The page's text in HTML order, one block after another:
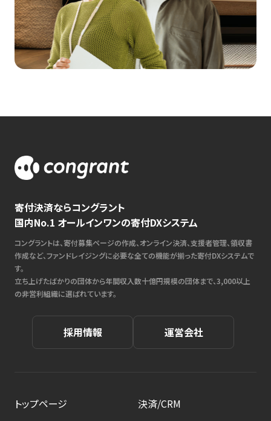
寄付決済ならコングラント
国内No.1 オールインワンの寄付DXシステム
コングラントは、寄付募集ページの作成、オンライン決済、支援者管理、領収書
作成など、ファンドレイジングに必要な全ての機能が揃った寄付DXシステムで
す。
立ち上げたばかりの団体から年間収入数十億円規模の団体まで、3,000以上
の非営利組織に選ばれています。
採用情報 運営会社
トップページ
決済/CRM